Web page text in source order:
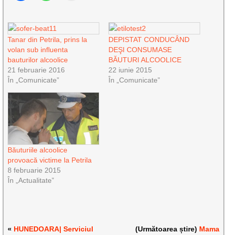
Tanar din Petrila, prins la
volan sub influenta
bauturilor alcoolice
21 februarie 2016
În „Comunicate”
DEPISTAT CONDUCÂND
DEŞI CONSUMASE
BĂUTURI ALCOOLICE
22 iunie 2015
În „Comunicate”
Băuturiile alcoolice
provoacă victime la Petrila
8 februarie 2015
În „Actualitate”
« HUNEDOARA| Serviciul
(Următoarea știre) Mama